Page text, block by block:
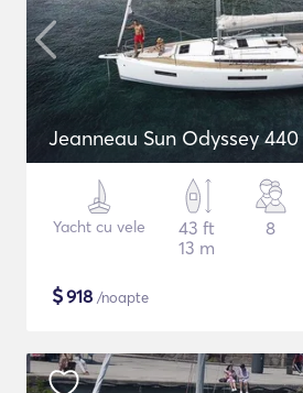
Jeanneau Sun Odyssey 440
Yacht cu vele
43 ft
13 m
8
$918 /noapte